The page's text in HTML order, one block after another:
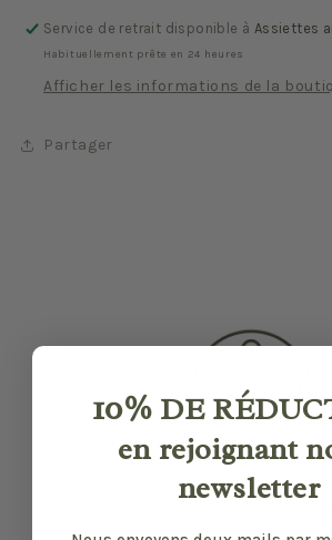
Service de retrait disponible à Assiettes
Habituellement prête en 24 heures
Afficher les informations de la
Partager
état et leurs défauts sont
10% DE
en rejoignant
newsletter